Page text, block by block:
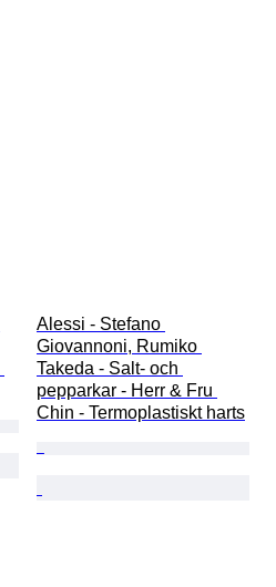
Alessi - Stefano
Giovannoni, Rumiko
Takeda - Salt- och
pepparkar - Herr & Fru
Chin - Termoplastiskt harts